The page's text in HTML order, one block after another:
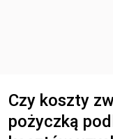
Czy koszty
pożyczką